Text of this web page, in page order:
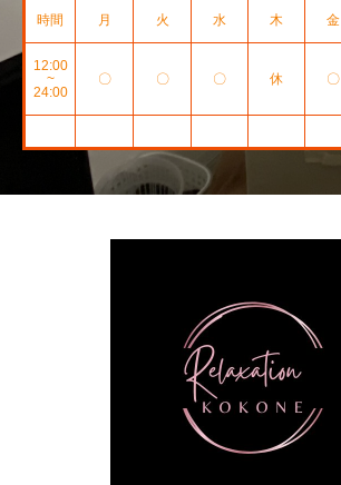
時間 月 火 水 木 金
12:00
~
24:00
〇 〇 〇 休 〇